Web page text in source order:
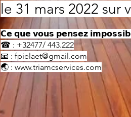
le 31 mars 2022 sur
𝗖𝗲 𝗾𝘂𝗲 𝘃𝗼𝘂𝘀 𝗽𝗲𝗻𝘀𝗲𝘇
☎ : +32477/ 443.222
📧 : fpielaet@gmail.com
🌏 : www.triamcservices.com